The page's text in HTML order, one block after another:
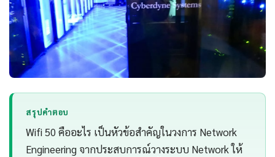
สรุปคำตอบ
Wifi 50 คืออะไร เป็นหัวข้อสำคัญในวงการ Network
Engineering จากประสบการณ์วางระบบ Network ให้